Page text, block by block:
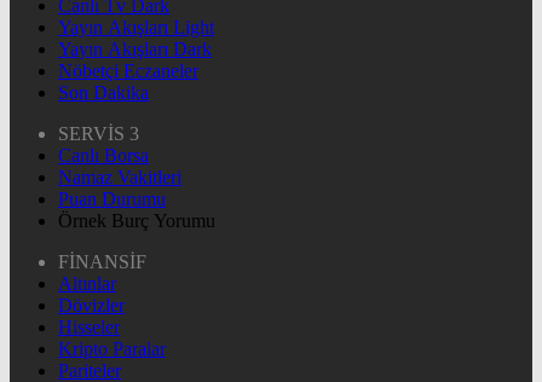
Canlı Tv Dark
Yayın Akışları Light
Yayın Akışları Dark
Nöbetçi Eczaneler
Son Dakika
SERVİS 3
Canlı Borsa
Namaz Vakitleri
Puan Durumu
Örnek Burç Yorumu
FİNANSİF
Altınlar
Dövizler
Hisseler
Kripto Paralar
Pariteler